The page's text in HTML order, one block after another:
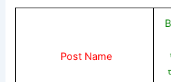
Post Name